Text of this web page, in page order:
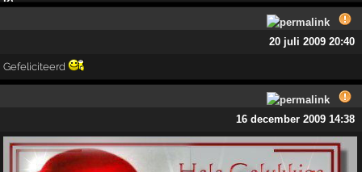
20 juli 2009 20:40
Gefeliciteerd
16 december 2009 14:38